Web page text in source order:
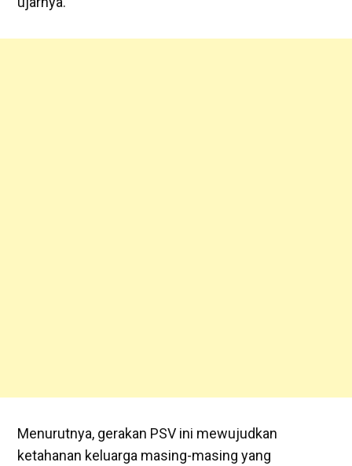
Menurutnya, gerakan PSV ini mewujudkan
ketahanan keluarga masing-masing yang